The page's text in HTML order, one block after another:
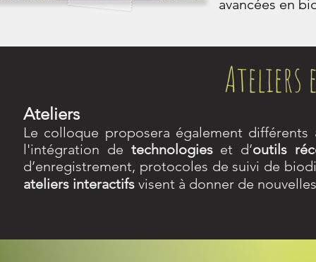
avancées en
Ateliers
Ateliers
Le colloque proposera également différents
l'intégration de technologies et d’outils
d’enregistrement, protocoles de suivi de
ateliers interactifs visent à donner de